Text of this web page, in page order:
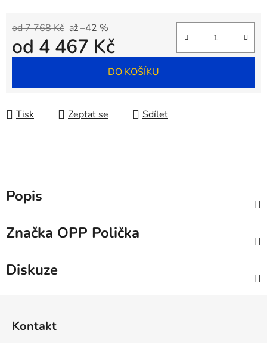
od 7 768 Kč až –42 %
od 4 467 Kč
DO KOŠÍKU
Tisk Zeptat se Sdílet
Popis
Značka OPP Polička
Diskuze
Kontakt